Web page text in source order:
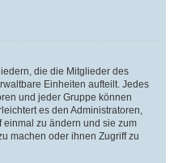
die die Mitglieder des
Einheiten aufteilt. Jedes
und jeder Gruppe können
es den Administratoren,
einmal zu ändern und sie zum
machen oder ihnen Zugriff zu